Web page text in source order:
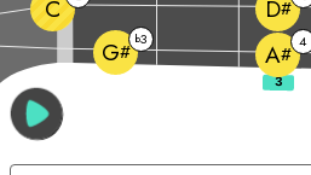
G#
b3
A# 4
C D#